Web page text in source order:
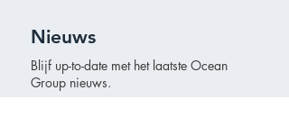
Blijf up-to-date met het laatste Ocean
Group nieuws.
Nieuws